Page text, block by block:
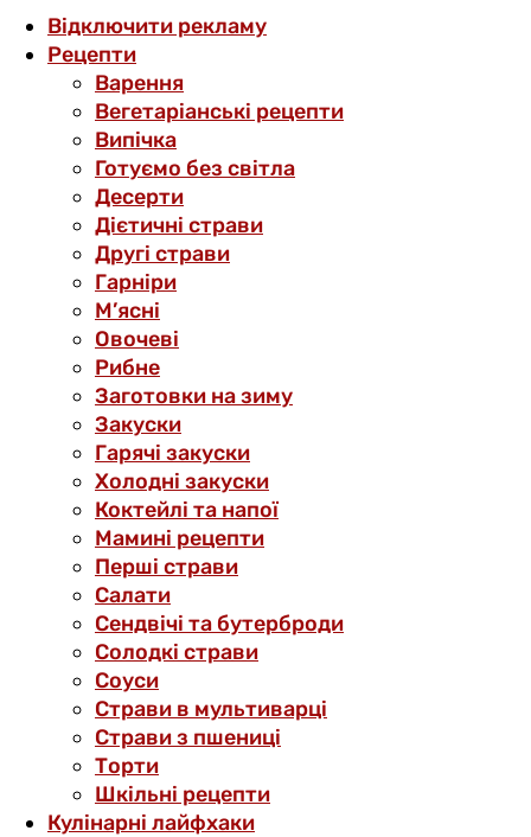
Відключити рекламу
Рецепти
Варення
Вегетаріанські рецепти
Випічка
Готуємо без світла
Десерти
Дієтичні страви
Другі страви
Гарніри
М’ясні
Овочеві
Рибне
Заготовки на зиму
Закуски
Гарячі закуски
Холодні закуски
Коктейлі та напої
Мамині рецепти
Перші страви
Салати
Сендвічі та бутерброди
Солодкі страви
Соуси
Страви в мультиварці
Страви з пшениці
Торти
Шкільні рецепти
Кулінарні лайфхаки